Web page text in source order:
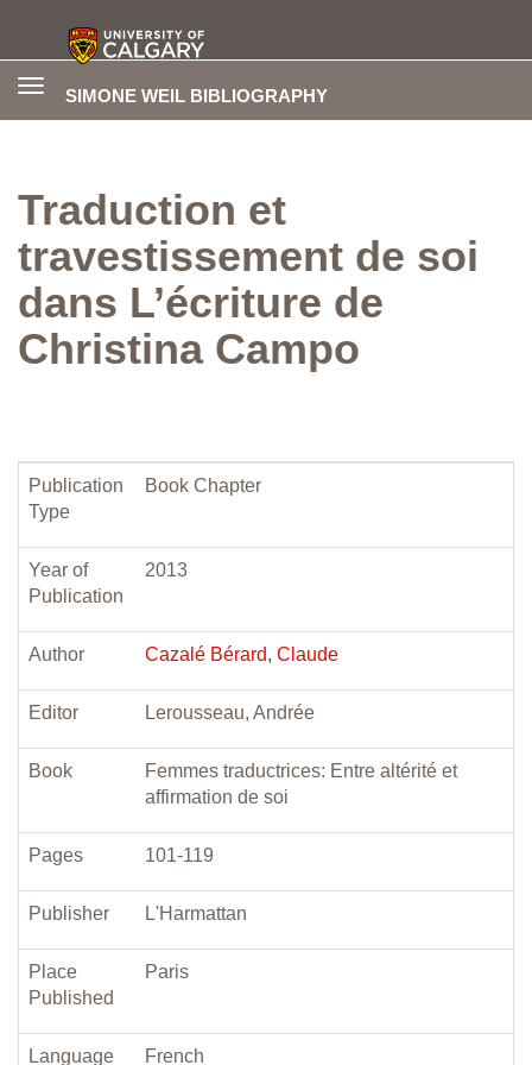
SIMONE WEIL BIBLIOGRAPHY
Toggle
Traduction et
travestissement de soi
dans L’écriture de
Christina Campo
Publication
Type
Book Chapter
Year of
Publication
2013
Author Cazalé Bérard, Claude
Editor Lerousseau, Andrée
Book
Femmes traductrices: Entre altérité et
affirmation de soi
Pages 101-119
Publisher L'Harmattan
Place
Published
Paris
Language French